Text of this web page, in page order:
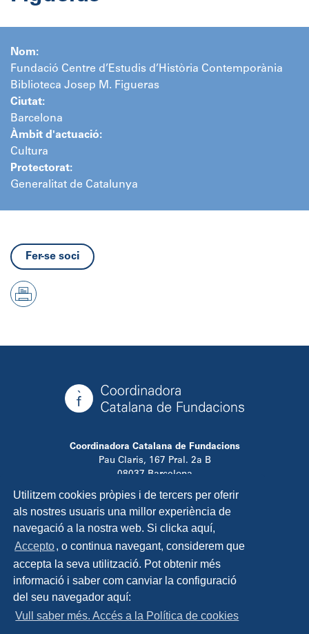
Utilitzem cookies pròpies i de tercers per oferir
als nostres usuaris una millor experiència de
navegació a la nostra web. Si clicka aquí,
Accepto, o continua navegant, considerem que
accepta la seva utilització. Pot obtenir més
informació i saber com canviar la configuració
del seu navegador aquí:
Vull saber més. Accés a la Política de cookies
Nom:
Fundació Centre d’Estudis d’Història Contemporània
Biblioteca Josep M. Figueras
Ciutat:
Barcelona
Àmbit d'actuació:
Cultura
Protectorat:
Generalitat de Catalunya
Fer-se soci
Coordinadora Catalana de Fundacions
Pau Claris, 167 Pral. 2a B
08037 Barcelona
T. 934 881 480
info@ccfundacions.cat
Contacta
Política de privadesa
Política de cookies